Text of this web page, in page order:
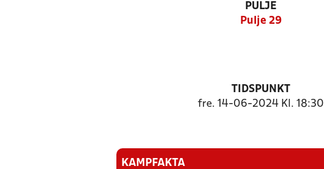
PULJE
Pulje 29
TIDSPUNKT
fre. 14-06-2024 Kl. 18:30
KAMPFAKTA